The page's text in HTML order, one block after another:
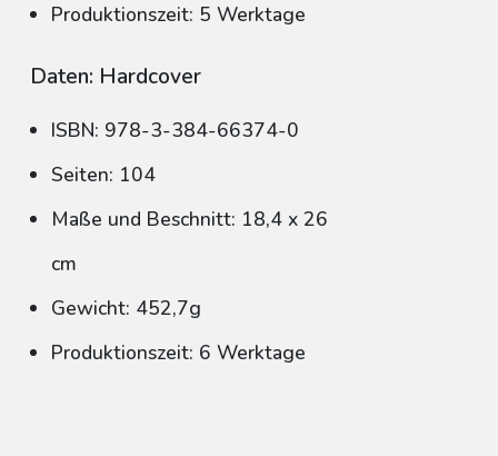
Produktionszeit: 5 Werktage
Daten: Hardcover
ISBN: 978-3-384-66374-0
Seiten: 104
Maße und Beschnitt: 18,4 x 26
cm
Gewicht: 452,7g
Produktionszeit: 6 Werktage